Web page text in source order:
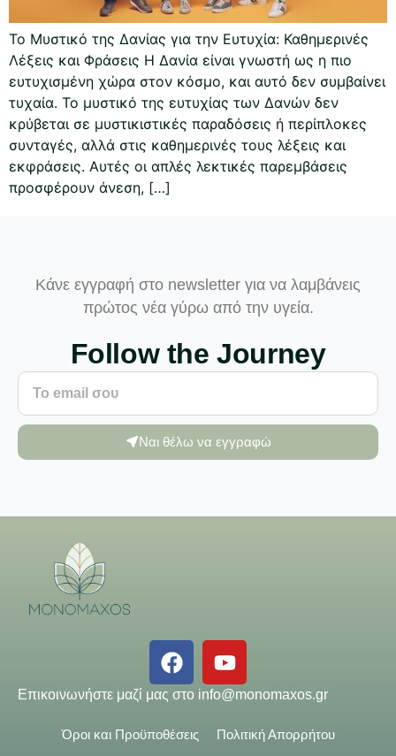
Το Μυστικό της Δανίας για την Ευτυχία: Καθημερινές
Λέξεις και Φράσεις Η Δανία είναι γνωστή ως η πιο
ευτυχισμένη χώρα στον κόσμο, και αυτό δεν συμβαίνει
τυχαία. Το μυστικό της ευτυχίας των Δανών δεν
κρύβεται σε μυστικιστικές παραδόσεις ή περίπλοκες
συνταγές, αλλά στις καθημερινές τους λέξεις και
εκφράσεις. Αυτές οι απλές λεκτικές παρεμβάσεις
προσφέρουν άνεση, […]
Κάνε εγγραφή στο newsletter για να λαμβάνεις
πρώτος νέα γύρω από την υγεία.
Follow the Journey
Ναι θέλω να εγγραφώ
Επικοινωνήστε μαζί μας στο info@monomaxos.gr
Όροι και Προϋποθέσεις Πολιτική Απορρήτου